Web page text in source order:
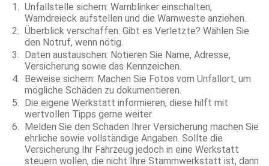
Unfallstelle sichern: Warnblinker einschalten,
Warndreieck aufstellen und die Warnweste anziehen.
Überblick verschaffen: Gibt es Verletzte? Wählen Sie
den Notruf, wenn nötig.
Daten austauschen: Notieren Sie Name, Adresse,
Versicherung sowie das Kennzeichen.
Beweise sichern: Machen Sie Fotos vom Unfallort, um
mögliche Schäden zu dokumentieren.
Die eigene Werkstatt informieren, diese hilft mit
wertvollen Tipps gerne weiter
Melden Sie den Schaden Ihrer Versicherung machen Sie
ehrliche sowie vollständige Angaben. Sollte die
Versicherung Ihr Fahrzeug jedoch in eine Werkstatt
steuern wollen, die nicht Ihre Stammwerkstatt ist, dann